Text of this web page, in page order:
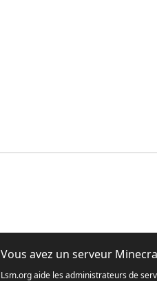
Vous avez un serveur
Lsm.org aide les administrateurs de